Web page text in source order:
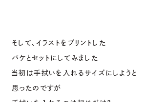
そして、イラストをプリントした
パケとセットにしてみました
当初は手拭いを入れるサイズにしようと
思ったのですが